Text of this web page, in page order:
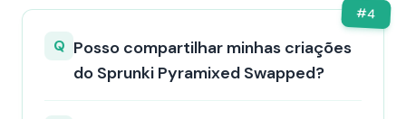
#4
Q Posso compartilhar minhas criações
do Sprunki Pyramixed Swapped?